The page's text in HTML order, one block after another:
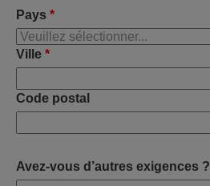
Pays *
Ville *
Code postal
Avez-vous d’autres exigences ?